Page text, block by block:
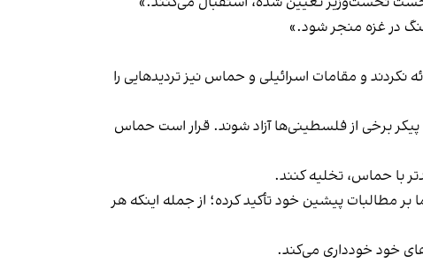
و مقامات اسرائیلی و حماس نیز تردیدهایی را
فلسطینی و بقایای پیکر برخی از فلسطینی‌ها آزاد شوند. قرار است حماس
با حماس، تخلیه کنند.
مطالبات پیشین خود تأکید کرده؛ از جمله اینکه هر
خود خودداری می‌کند.